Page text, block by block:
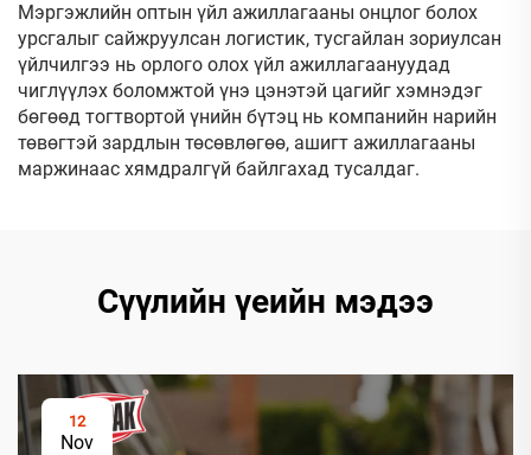
Мэргэжлийн оптын үйл ажиллагааны онцлог болох
урсгалыг сайжруулсан логистик, тусгайлан зориулсан
үйлчилгээ нь орлого олох үйл ажиллагаануудад
чиглүүлэх боломжтой үнэ цэнэтэй цагийг хэмнэдэг
бөгөөд тогтвортой үнийн бүтэц нь компанийн нарийн
төвөгтэй зардлын төсөвлөгөө, ашигт ажиллагааны
маржинаас хямдралгүй байлгахад тусалдаг.
Сүүлийн үеийн мэдээ
12
Nov